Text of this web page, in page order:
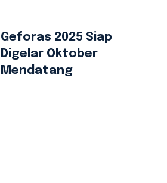
Geforas 2025 Siap
Digelar Oktober
Mendatang